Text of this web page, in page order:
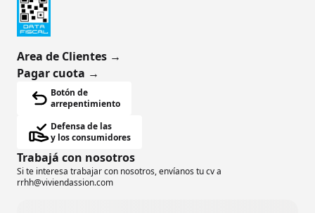
Area de Clientes →
Pagar cuota →
Botón de
arrepentimiento
Defensa de las
y los consumidores
Trabajá con nosotros
Si te interesa trabajar con nosotros, envíanos tu cv a
rrhh@viviendassion.com